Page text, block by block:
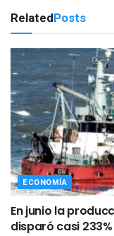
RelatedPosts
ECONOMÍA
En junio la
disparó casi 233%